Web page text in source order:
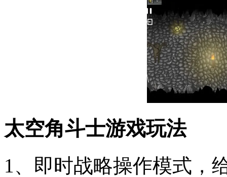
太空角斗士游戏玩法
1、即时战略操作模式，